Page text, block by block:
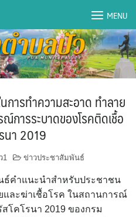
MENU
การทำความสะอาด ทำลาย
การระบาดของโรคติดเชื้อ
นา 2019
1 ข่าวประชาสัมพันธ์
ธ์คำแนะนำสำหรับประชาชน
และฆ่าเชื้อโรค ในสถานการณ์
โคโรนา 2019 ของกรม